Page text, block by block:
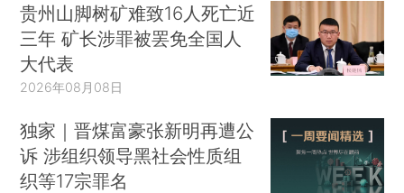
贵州山脚树矿难致16人死亡近
三年 矿长涉罪被罢免全国人
大代表
2026年08月08日
独家｜晋煤富豪张新明再遭公
诉 涉组织领导黑社会性质组
织等17宗罪名